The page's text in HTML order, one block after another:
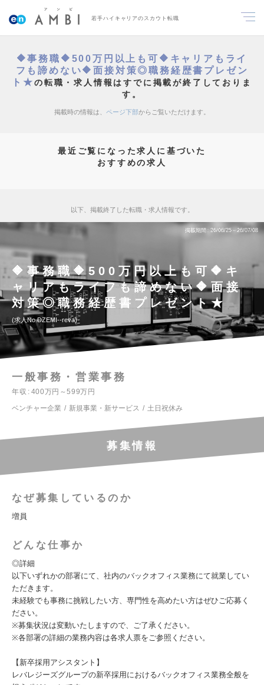
若手ハイキャリアのスカウト転職
🔶事務職🔶500万円以上も可🔶キャリアもライ
フも諦めない🔶面接対策◎職務経歴書プレゼン
ト★の転職・求人情報はすでに掲載が終了しておりま
す。
掲載時の情報は、 ページ下部からご覧いただけます。
最近ご覧になった求人に基づいた
おすすめの求人
以下、掲載終了した転職・求人情報です。
掲載期間 26/06/25～26/07/08
🔶事務職🔶500万円以上も可🔶キ
ャリアもライフも諦めない🔶面接
対策◎職務経歴書プレゼント★
求人No.DZEMI--reva
一般事務・営業事務
年収
400万円～599万円
ベンチャー企業
新規事業・新サービス 土日祝休み
募集情報
なぜ募集しているのか
増員
どんな仕事か
◎詳細
以下いずれかの部署にて、社内のバックオフィス業務にて就業してい
ただきます。
未経験でも事務に挑戦したい方、専門性を高めたい方はぜひご応募く
ださい。
※募集状況は変動いたしますので、ご了承ください。
※各部署の詳細の業務内容は各求人票をご参照ください。
【新卒採用アシスタント】
レバレジーズグループの新卒採用におけるバックオフィス業務全般を